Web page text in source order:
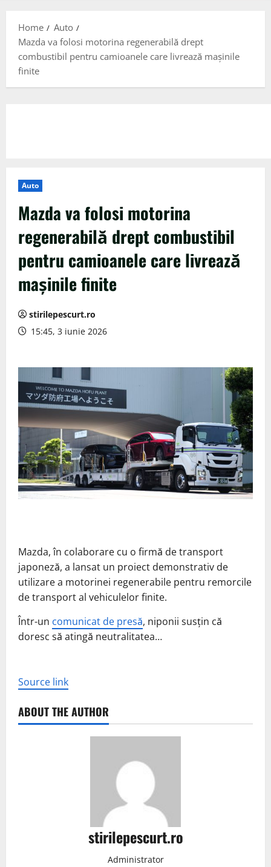
Home
Auto
Mazda va folosi motorina regenerabilă drept
combustibil pentru camioanele care livrează mașinile
finite
Auto
Mazda va folosi motorina
regenerabilă drept combustibil
pentru camioanele care livrează
mașinile finite
stirilepescurt.ro
15:45, 3 iunie 2026
Mazda, în colaborare cu o firmă de transport
japoneză, a lansat un proiect demonstrativ de
utilizare a motorinei regenerabile pentru remorcile
de transport al vehiculelor finite.
Într-un comunicat de presă, niponii susțin că
doresc să atingă neutralitatea…
Source link
ABOUT THE AUTHOR
stirilepescurt.ro
Administrator